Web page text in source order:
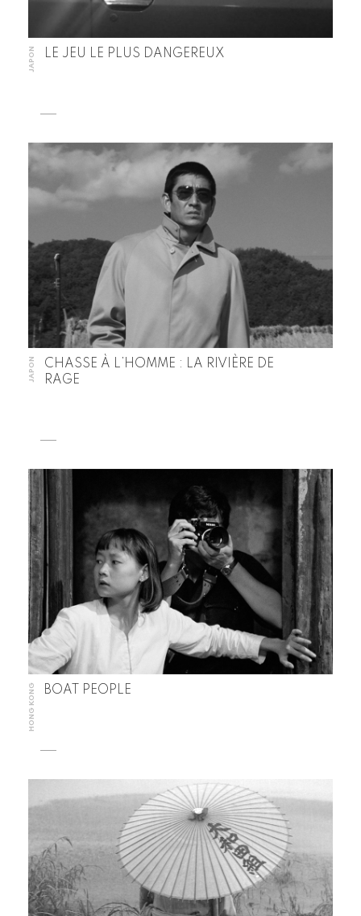
JAPON LE JEU LE PLUS DANGEREUX
JAPON
CHASSE À L’HOMME : LA RIVIÈRE DE
RAGE
HONG KONG BOAT PEOPLE